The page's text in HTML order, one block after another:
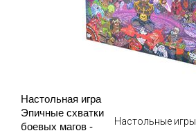
Настольная игра
Эпичные схватки
боевых магов -
Настольные игры